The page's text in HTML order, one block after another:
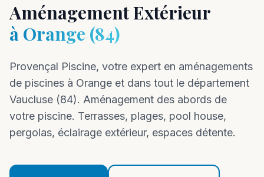
Construction de Piscine
Rénovation de Piscine
Entretien de Piscine
Équipements de Piscine
Aménagement Extérieur
Dépannage Piscine
Aménagement Extérieur
à Orange (84)
Provençal Piscine, votre expert en aménagements
de piscines à Orange et dans tout le département
Vaucluse (84). Aménagement des abords de
votre piscine. Terrasses, plages, pool house,
pergolas, éclairage extérieur, espaces détente.